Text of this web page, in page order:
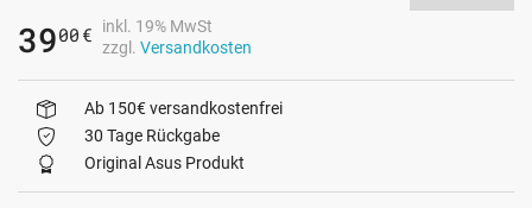
3900 €
inkl. 19% MwSt
zzgl. Versandkosten
Ab 150€ versandkostenfrei
30 Tage Rückgabe
Original Asus Produkt